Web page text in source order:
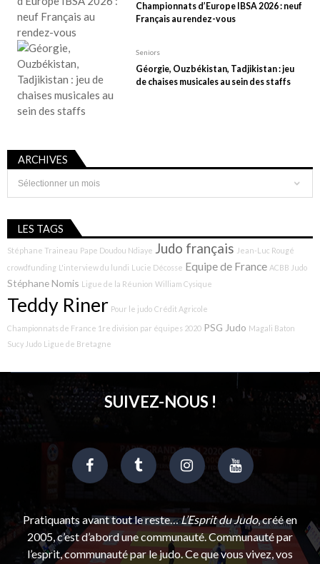
Championnats d’Europe IBSA 2026 : neuf
Français au rendez-vous
Seniors
Géorgie, Ouzbékistan, Tadjikistan : jeu
de chaises musicales au sein des staffs
ARCHIVES
Archives
LES TAGS
Stéphane Traineau Pape Doudou Ndiaye Judo français Jean-Luc Rougé
crowdfunding L'interview du lundi Lucie Décosse Equipe de France ACBB Judo
Stéphane Nomis Ligue de la Réunion William Cysique
Teddy Riner Pour le judo Crédit Agricole
Championnats de France 1re division par équipes 2020 PSG Judo Magali Baton
Sucy Judo Ligue de Bretagne
SUIVEZ-NOUS !
Pratiquants avant tout le reste…L’Esprit du Judo, créé en
2005, c’est d’abord une communauté. Communauté par
l’esprit, communauté par le judo. Ce que vous vivez, vos